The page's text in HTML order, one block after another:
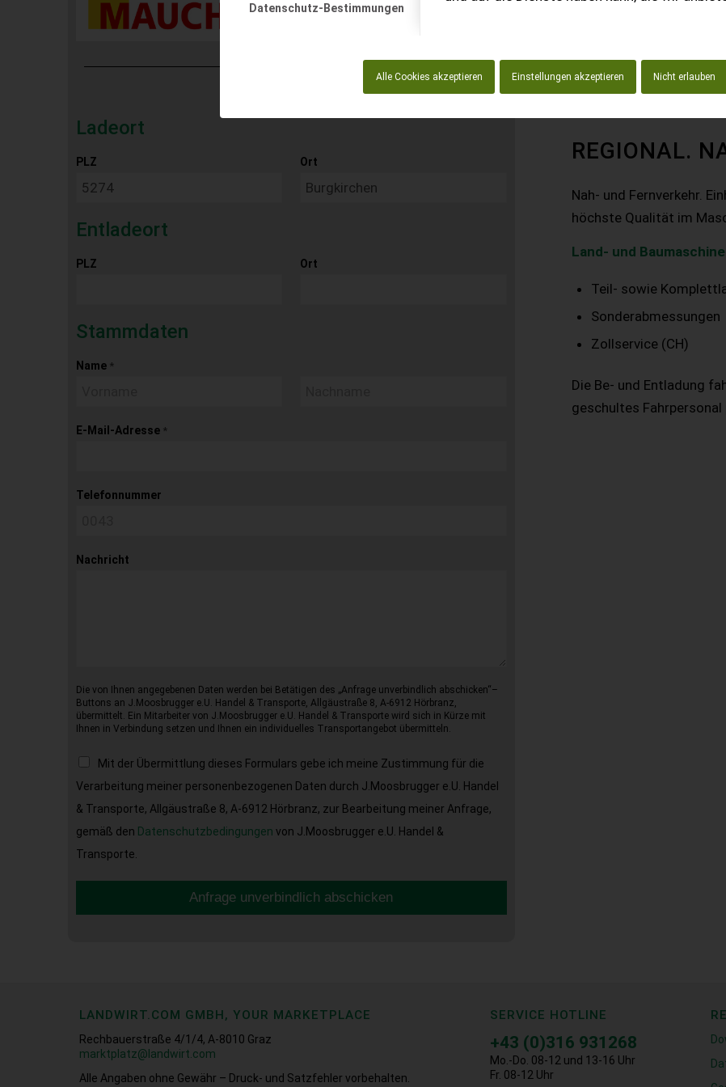
Datenschutz-Bestimmungen
Alle Cookies akzeptieren Einstellungen akzeptieren Nicht erlauben
Ladeort
PLZ Ort
Entladeort
PLZ Ort
Stammdaten
Name *
E-Mail-Adresse *
Telefonnummer
Nachricht
Die von Ihnen angegebenen Daten werden bei Betätigen des „Anfrage unverbindlich abschicken“–
Buttons an J.Moosbrugger e.U. Handel & Transporte, Allgäustraße 8, A-6912 Hörbranz,
übermittelt. Ein Mitarbeiter von J.Moosbrugger e.U. Handel & Transporte wird sich in Kürze mit
Ihnen in Verbindung setzen und Ihnen ein individuelles Transportangebot übermitteln.
Mit der Übermittlung dieses Formulars gebe ich meine Zustimmung für die
Verarbeitung meiner personenbezogenen Daten durch J.Moosbrugger e.U. Handel
& Transporte, Allgäustraße 8, A-6912 Hörbranz, zur Bearbeitung meiner Anfrage,
gemäß den Datenschutzbedingungen von J.Moosbrugger e.U. Handel &
Transporte.
Anfrage unverbindlich abschicken
REGIONAL.
Nah- und Fernverkehr.
höchste Qualität im
Land- und
Teil- sowie
Sonderabmessungen
Zollservice (CH)
Die Be- und Entladung
geschultes
LANDWIRT.COM GMBH, YOUR MARKETPLACE
Rechbauerstraße 4/1/4, A-8010 Graz
marktplatz@landwirt.com
Alle Angaben ohne Gewähr – Druck- und Satzfehler vorbehalten.
SERVICE HOTLINE
+43 (0)316 931268
Mo.-Do. 08-12 und 13-16 Uhr
Fr. 08-12 Uhr